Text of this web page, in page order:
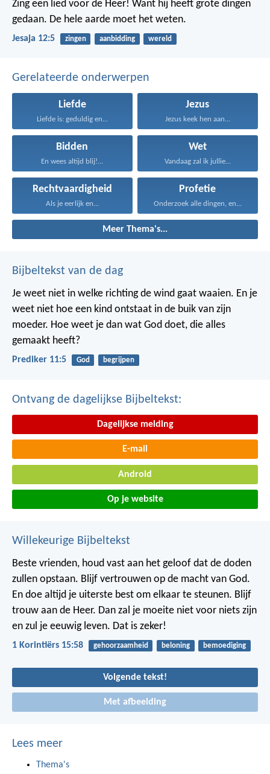
Zing een lied voor de Heer! Want hij heeft grote dingen
gedaan. De hele aarde moet het weten.
Jesaja 12:5 zingen aanbidding wereld
Gerelateerde onderwerpen
Liefde
Liefde is: geduldig en...
Jezus
Jezus keek hen aan...
Bidden
En wees altijd blij!...
Wet
Vandaag zal ik jullie...
Rechtvaardigheid
Als je eerlijk en...
Profetie
Onderzoek alle dingen, en...
Meer Thema's...
Bijbeltekst van de dag
Je weet niet in welke richting de wind gaat waaien. En je
weet niet hoe een kind ontstaat in de buik van zijn
moeder. Hoe weet je dan wat God doet, die alles
gemaakt heeft?
Prediker 11:5 God begrijpen
Ontvang de dagelijkse Bijbeltekst:
Dagelijkse melding
E-mail
Android
Op je website
Willekeurige Bijbeltekst
Beste vrienden, houd vast aan het geloof dat de doden
zullen opstaan. Blijf vertrouwen op de macht van God.
En doe altijd je uiterste best om elkaar te steunen. Blijf
trouw aan de Heer. Dan zal je moeite niet voor niets zijn
en zul je eeuwig leven. Dat is zeker!
1 Korintiërs 15:58 gehoorzaamheid beloning bemoediging
Volgende tekst!
Met afbeelding
Lees meer
Thema's